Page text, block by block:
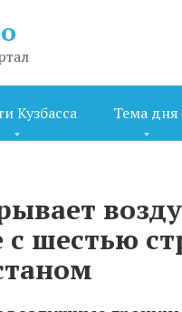
Кузбасса Тема дня
с шестью